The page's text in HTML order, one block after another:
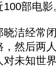
100部电影
洁经常
然后两
未知世